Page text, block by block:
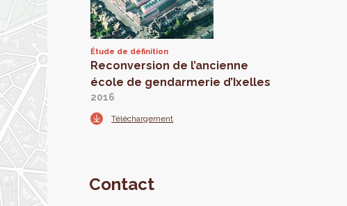
Étude de définition
Reconversion de l’ancienne
école de gendarmerie d’Ixelles
2016
Téléchargement
Contact